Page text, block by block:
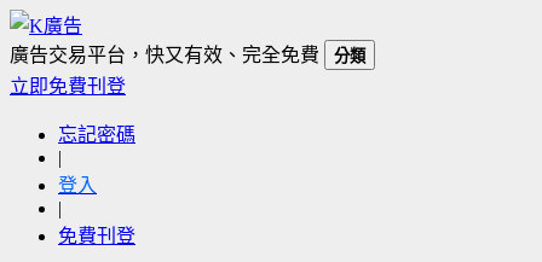
廣告交易平台，快又有效、完全免費 分類
立即免費刊登
忘記密碼
|
登入
|
免費刊登